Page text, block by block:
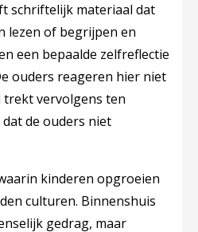
schriftelijk materiaal dat
lezen of begrijpen en
een bepaalde zelfreflectie
ouders reageren hier niet
vervolgens ten
de ouders niet
kinderen opgroeien
culturen. Binnenshuis
gedrag, maar